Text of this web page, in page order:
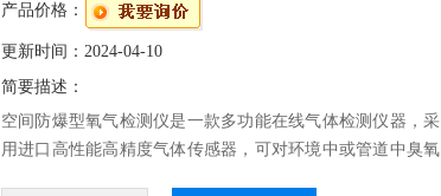
产品价格：
更新时间：2024-04-10
简要描述：
空间防爆型氧气检测仪是一款多功能在线气体检测仪器，采
用进口高性能高精度气体传感器，可对环境中或管道中臭氧